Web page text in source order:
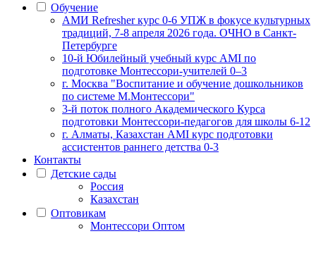
Обучение
АМИ Refresher курс 0-6 УПЖ в фокусе культурных
традиций, 7-8 апреля 2026 года. ОЧНО в Санкт-
Петербурге
10-й Юбилейный учебный курс AMI по
подготовке Монтессори-учителей 0–3
г. Москва "Воспитание и обучение дошкольников
по системе М.Монтессори"
3-й поток полного Академического Курса
подготовки Монтессори-педагогов для школы 6-12
г. Алматы, Казахстан AMI курс подготовки
ассистентов раннего детства 0-3
Контакты
Детские сады
Россия
Казахстан
Оптовикам
Монтессори Оптом